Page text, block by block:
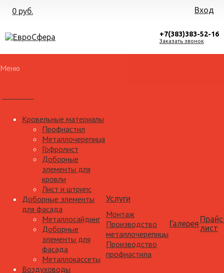
0 руб. Вход
+7(383)383-52-16
Заказать звонок
Меню
Кровельные материалы
Профнастил
Металлочерепица
Гофролист
Доборные
элементы для
кровли
Лист и штрипс
Доборные элементы
для фасада
Металлосайдинг
Доборные
элементы для
фасада
Металлокассеты
Воздуховоды
Услуги
Монтаж
Производство
металлочерепицы
Производство
профнастила
Галерея лист